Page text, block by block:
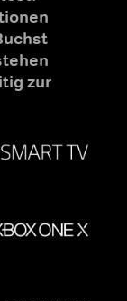
zur